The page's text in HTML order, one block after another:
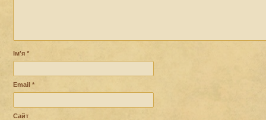
Ім'я *
Email *
Сайт